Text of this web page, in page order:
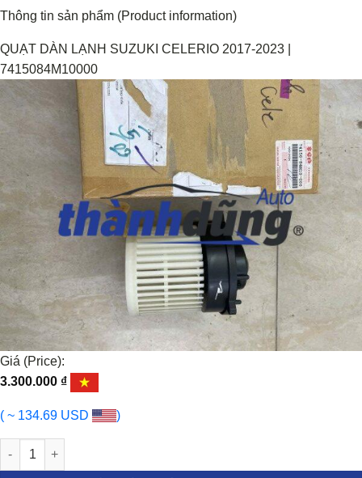
Thông tin sản phẩm (Product information)
QUẠT DÀN LẠNH SUZUKI CELERIO 2017-2023 |
7415084M10000
Giá (Price):
3.300.000 ₫
( ~ 134.69 USD )
QUẠT DÀN LẠNH SUZUKI CELERIO 2017-2023 | 7415084M10000